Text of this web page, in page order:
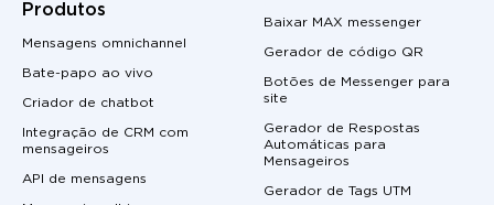
Produtos
Mensagens omnichannel
Bate-papo ao vivo
Criador de chatbot
Integração de CRM com
mensageiros
API de mensagens
Baixar MAX messenger
Gerador de código QR
Botões de Messenger para
site
Gerador de Respostas
Automáticas para
Mensageiros
Gerador de Tags UTM